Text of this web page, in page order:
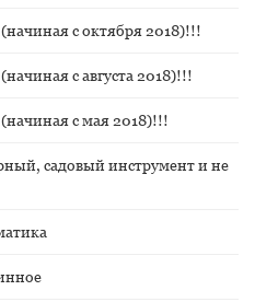
с октября 2018)!!!
с августа 2018)!!!
с мая 2018)!!!
садовый инструмент и не